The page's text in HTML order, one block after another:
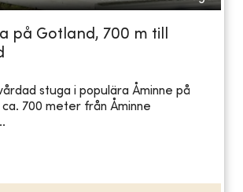
på Gotland, 700 m till
stuga i populära Åminne på
700 meter från Åminne